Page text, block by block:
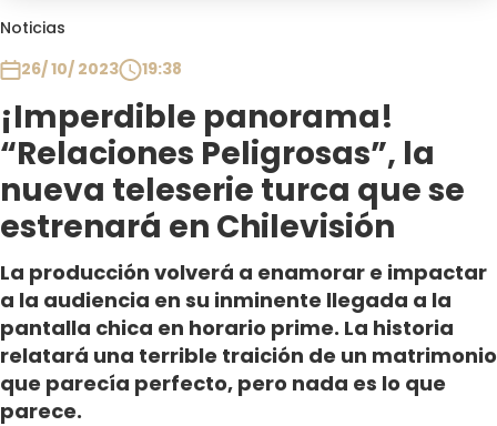
Noticias
26/ 10/ 2023
19:38
¡Imperdible panorama!
“Relaciones Peligrosas”, la
nueva teleserie turca que se
estrenará en Chilevisión
La producción volverá a enamorar e impactar
a la audiencia en su inminente llegada a la
pantalla chica en horario prime. La historia
relatará una terrible traición de un matrimonio
que parecía perfecto, pero nada es lo que
parece.
Plan Perfecto
El Tiempo
Sabingo
Todos Los Programas